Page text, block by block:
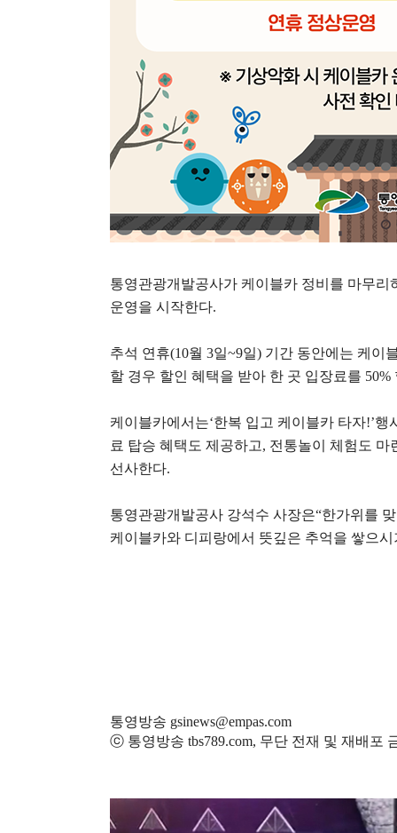
통영관광개발공사가 케이블카 정비를 마무
운영을 시작한다.
추석 연휴(10월 3일~9일) 기간 동안에는 케이
할 경우 할인 혜택을 받아 한 곳 입장료를 50%
케이블카에서는‘한복 입고 케이블카 타자!’행
료 탑승 혜택도 제공하고, 전통놀이 체험도 마
선사한다.
통영관광개발공사 강석수 사장은“한가위를
케이블카와 디피랑에서 뜻깊은 추억을 쌓으
통영방송 gsinews@empas.com
ⓒ 통영방송 tbs789.com, 무단 전재 및 재배포